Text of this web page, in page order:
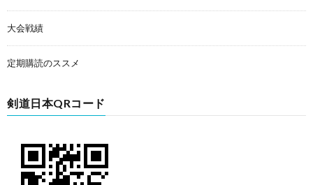
大会戦績
定期購読のススメ
剣道日本QRコード